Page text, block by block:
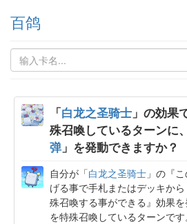
百鸽
「白龙之圣骑士 」の効果
殊召喚しているターンに
弹」を発動できますか？
自分が「白龙之圣骑士 」の『
げる事で手札またはデッキから
殊召喚する事ができる』効果
を特殊召喚しているターンです。